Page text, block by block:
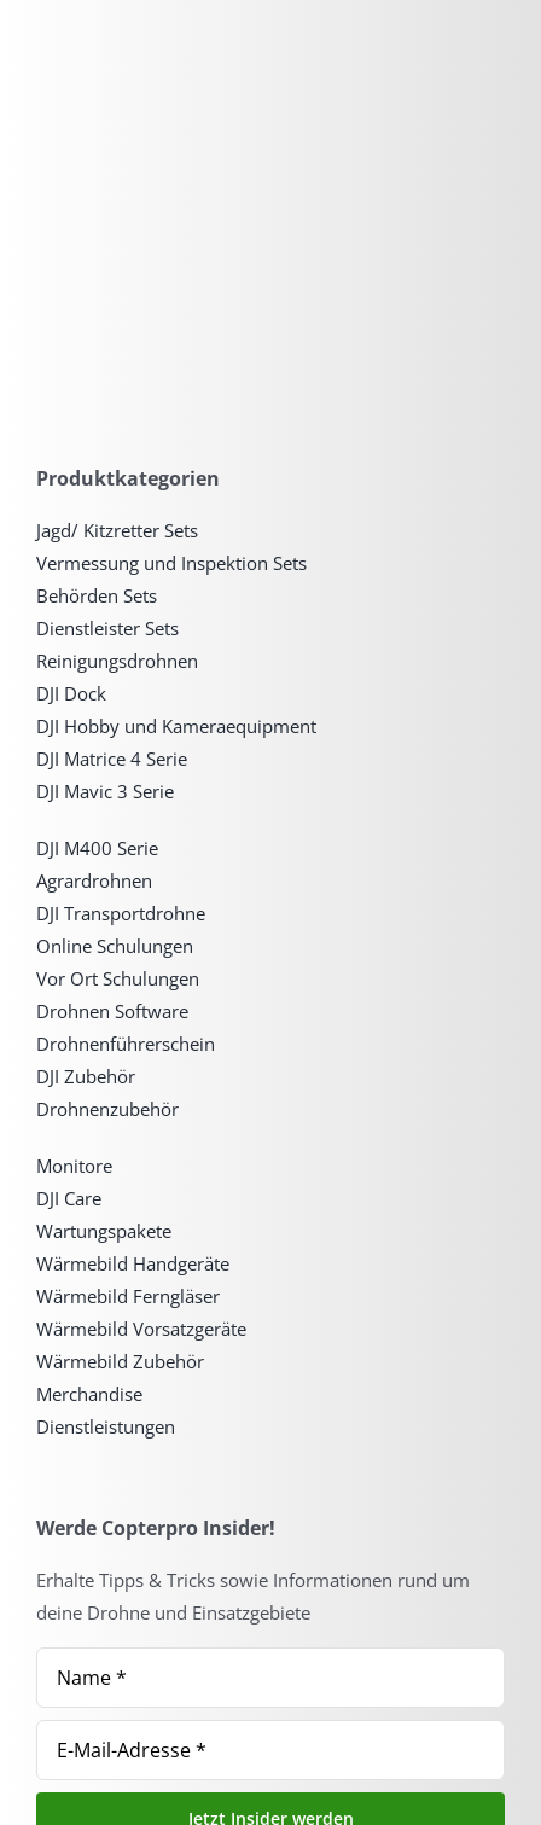
Produktkategorien
Jagd/ Kitzretter Sets
Vermessung und Inspektion Sets
Behörden Sets
Dienstleister Sets
Reinigungsdrohnen
DJI Dock
DJI Hobby und Kameraequipment
DJI Matrice 4 Serie
DJI Mavic 3 Serie
DJI M400 Serie
Agrardrohnen
DJI Transportdrohne
Online Schulungen
Vor Ort Schulungen
Drohnen Software
Drohnenführerschein
DJI Zubehör
Drohnenzubehör
Monitore
DJI Care
Wartungspakete
Wärmebild Handgeräte
Wärmebild Ferngläser
Wärmebild Vorsatzgeräte
Wärmebild Zubehör
Merchandise
Dienstleistungen
Werde Copterpro Insider!
Erhalte Tipps & Tricks sowie Informationen rund um
deine Drohne und Einsatzgebiete
Jetzt Insider werden